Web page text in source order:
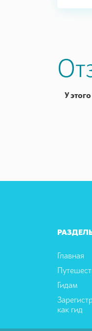
У
Главная
Гидам
как гид